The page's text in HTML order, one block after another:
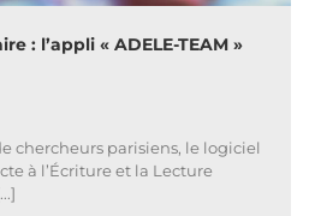
: l’appli « ADELE-TEAM »
chercheurs parisiens, le logiciel
à l’Écriture et la Lecture